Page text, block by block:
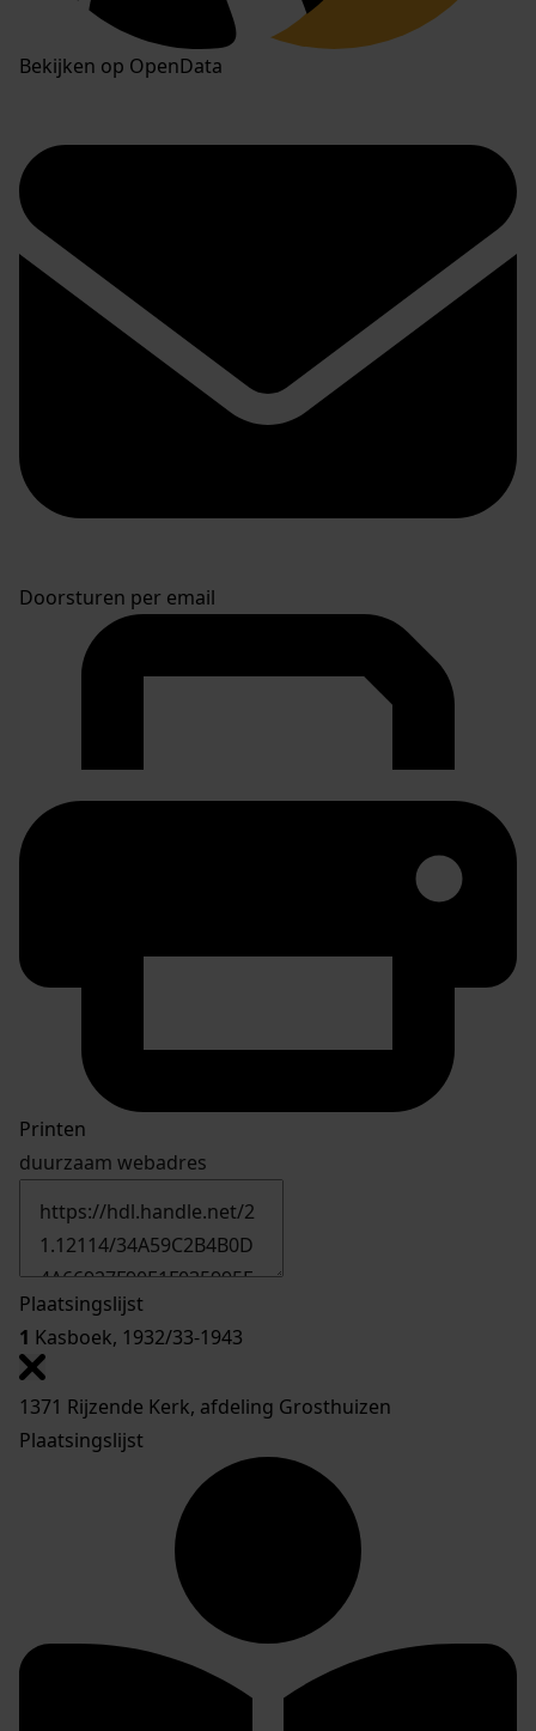
Bekijken op OpenData
Doorsturen per email
Printen
duurzaam webadres
Plaatsingslijst
1 Kasboek, 1932/33-1943
1371 Rijzende Kerk, afdeling Grosthuizen
Plaatsingslijst